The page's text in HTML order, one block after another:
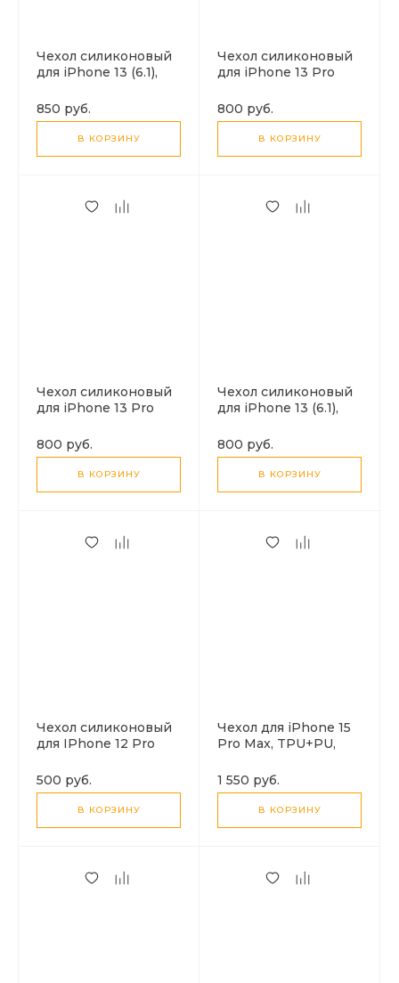
Чехол силиконовый
для iPhone 13 (6.1),
красный
850 руб.
В КОРЗИНУ
Чехол силиконовый
для iPhone 13 Pro
series, HOCO, черный
800 руб.
В КОРЗИНУ
Чехол силиконовый
для iPhone 13 Pro
series, HOCO, черный
800 руб.
В КОРЗИНУ
Чехол силиконовый
для iPhone 13 (6.1),
HOCO, черный
800 руб.
В КОРЗИНУ
Чехол силиконовый
для IPhone 12 Pro
series TPU, HOCO,
черный
500 руб.
В КОРЗИНУ
Чехол для iPhone 15
Pro Max, TPU+PU,
(MagSafe), AS8, HOCO,
черный
1 550 руб.
В КОРЗИНУ